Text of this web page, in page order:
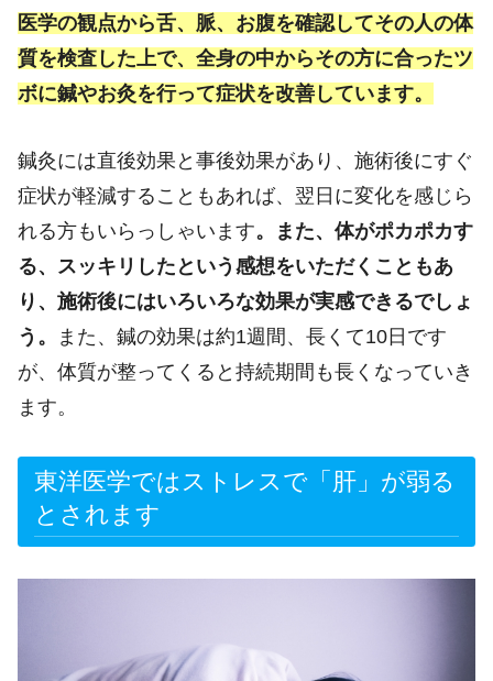
医学の観点から舌、脈、お腹を確認してその人の体
質を検査した上で、全身の中からその方に合ったツ
ボに鍼やお灸を行って症状を改善しています。
鍼灸には直後効果と事後効果があり、施術後にすぐ
症状が軽減することもあれば、翌日に変化を感じら
れる方もいらっしゃいます。また、体がポカポカす
る、スッキリしたという感想をいただくこともあ
り、施術後にはいろいろな効果が実感できるでしょ
う。
また、鍼の効果は約1週間、長くて10日です
が、体質が整ってくると持続期間も長くなっていき
ます。
東洋医学ではストレスで「肝」が弱る
とされます